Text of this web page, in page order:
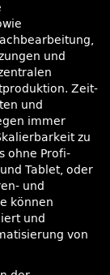
und
Zeit-
und
immer
zu
ohne Profi-
Tablet, oder
und
können
und
von